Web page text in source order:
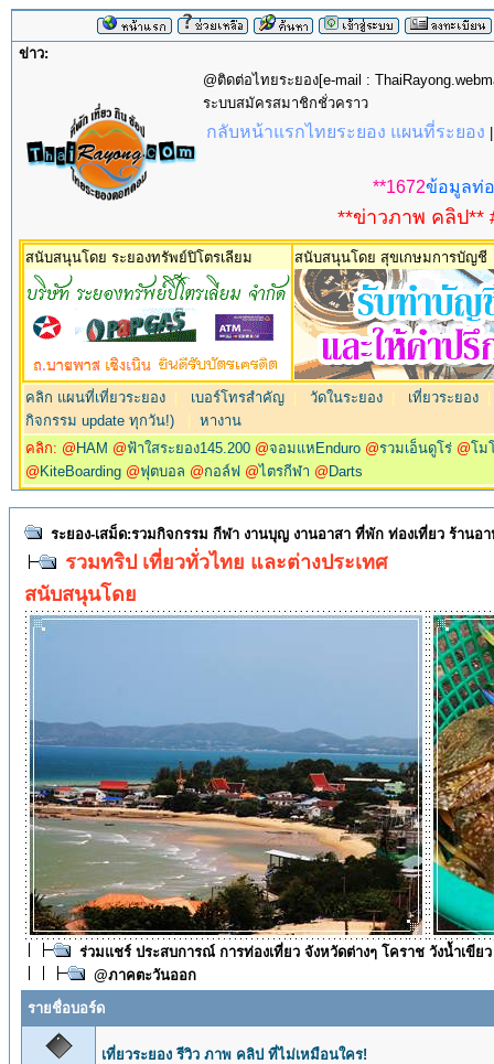
ข่าว:
@ติดต่อไทยระยอง[e-mail :
ระบบสมัครสมาชิกชั่วคราว
กลับหน้าแรกไทยระยอง แผนที่ระยอง
**1672ข้อมูลท่
**ข่าวภาพ คลิป**
สนับสนุนโดย ระยองทรัพย์ปิโตรเลียม สนับสนุนโดย สุขเกษมการบัญชี
คลิก แผนที่เที่ยวระยอง เบอร์โทรสำคัญ วัดในระยอง เที่ยวระยอง
กิจกรรม update ทุกวัน!) |หางาน
คลิก: @ HAM @ฟ้าใสระยอง145.200 @จอมแหEnduro @รวมเอ็นดูโร่ @โม
@ KiteBoarding @ฟุตบอล @กอล์ฟ @ไตรกีฬา @ Darts
ระยอง-เสม็ด:รวมกิจกรรม กีฬา งานบุญ งานอาสา ที่พัก ท่องเที่ยว ร้านอ
รวมทริป เที่ยวทั่วไทย และต่างประเทศ
สนับสนุนโดย
ร่วมแชร์ ประสบการณ์ การท่องเที่ยว จังหวัดต่างๆ โคราช วังน้ำเขี
@ภาคตะวันออก
รายชื่อบอร์ด
เที่ยวระยอง รีวิว ภาพ คลิป ที่ไม่เหมือนใคร!